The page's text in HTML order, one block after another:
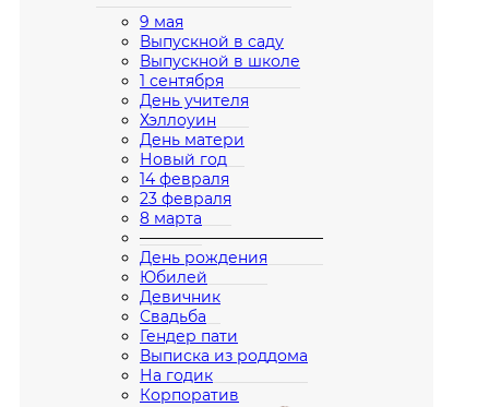
9 мая
Выпускной в саду
Выпускной в школе
1 сентября
День учителя
Хэллоуин
День матери
Новый год
14 февраля
23 февраля
8 марта
————————————
День рождения
Юбилей
Девичник
Свадьба
Гендер пати
Выписка из роддома
На годик
Корпоратив